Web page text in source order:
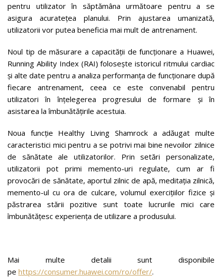
pentru utilizator în săptămâna următoare pentru a se
asigura acuratețea planului. Prin ajustarea umanizată,
utilizatorii vor putea beneficia mai mult de antrenament.
Noul tip de măsurare a capacității de funcționare a Huawei,
Running Ability Index (RAI) folosește istoricul ritmului cardiac
și alte date pentru a analiza performanța de funcționare după
fiecare antrenament, ceea ce este convenabil pentru
utilizatori în înțelegerea progresului de formare și în
asistarea la îmbunătățirile acestuia.
Noua funcție Healthy Living Shamrock a adăugat multe
caracteristici mici pentru a se potrivi mai bine nevoilor zilnice
de sănătate ale utilizatorilor. Prin setări personalizate,
utilizatorii pot primi memento-uri regulate, cum ar fi
provocări de sănătate, aportul zilnic de apă, meditația zilnică,
memento-ul cu ora de culcare, volumul exercițiilor fizice și
păstrarea stării pozitive sunt toate lucrurile mici care
îmbunătățesc experiența de utilizare a produsului.
Mai multe detalii sunt disponibile
pe https://consumer.huawei.com/ro/offer/.